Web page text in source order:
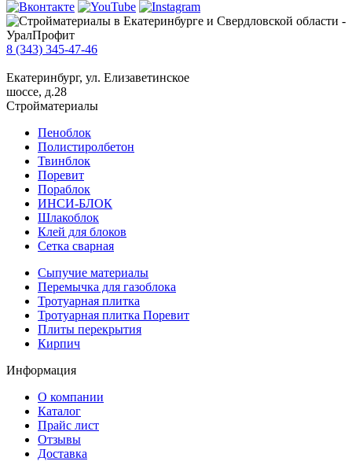
8 (343) 345-47-46
Екатеринбург, ул. Елизаветинское
шоссе, д.28
Стройматериалы
Пеноблок
Полистиролбетон
Твинблок
Поревит
Пораблок
ИНСИ-БЛОК
Шлакоблок
Клей для блоков
Сетка сварная
Сыпучие материалы
Перемычка для газоблока
Тротуарная плитка
Тротуарная плитка Поревит
Плиты перекрытия
Кирпич
Информация
О компании
Каталог
Прайс лист
Отзывы
Доставка